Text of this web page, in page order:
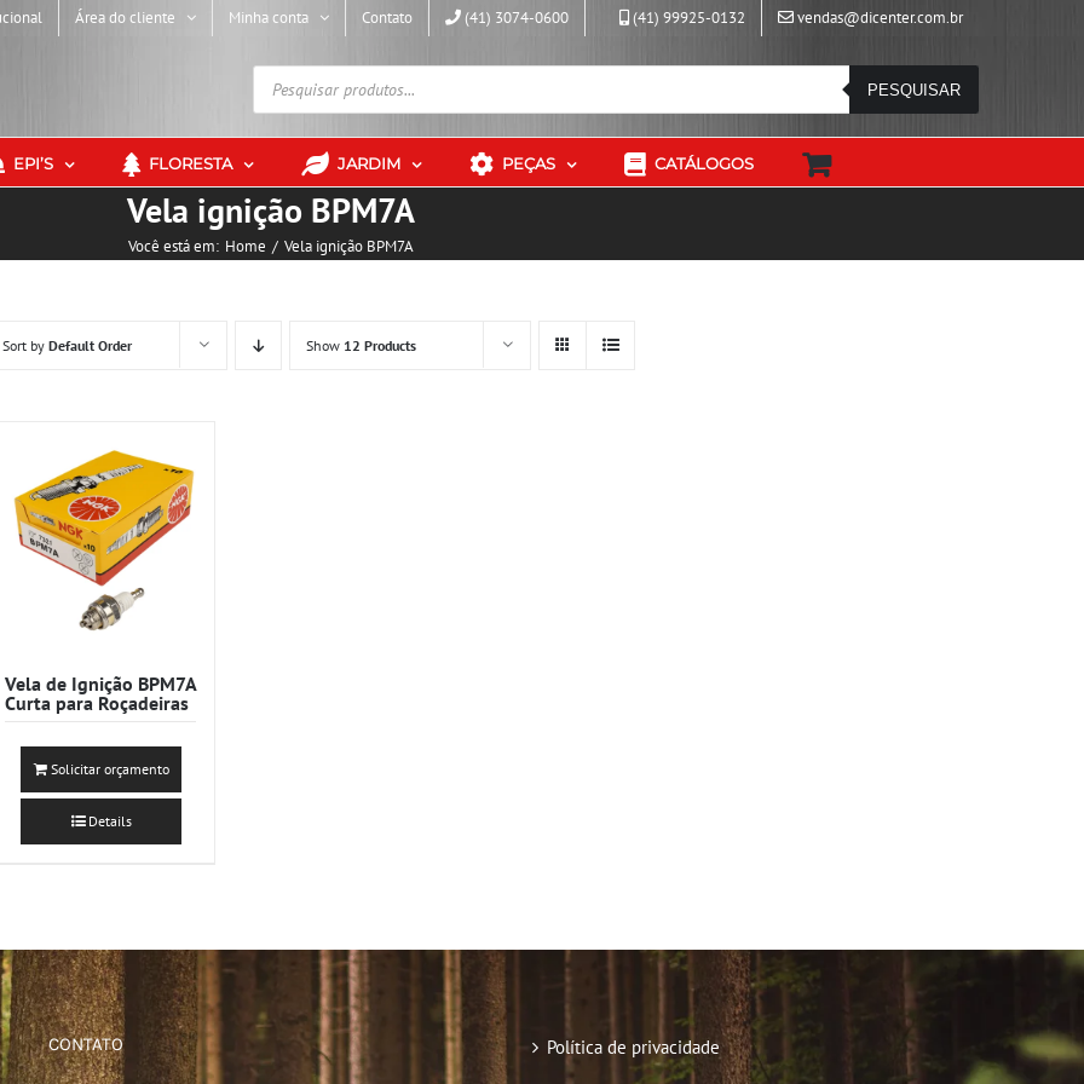
Área do cliente Minha conta Contato (41) 3074-0600 (41) 99925-0132 vendas@dicenter.com.br
Pesquisar
produtos
PESQUISAR
EPI’S FLORESTA JARDIM PEÇAS CATÁLOGOS
Vela ignição BPM7A
Você está em: Home Vela ignição BPM7A
Sort byDefault Order Show 12 Products
Vela de Ignição BPM7A
Curta para Roçadeiras
Solicitar orçamento
Details
CONTATO Política de privacidade